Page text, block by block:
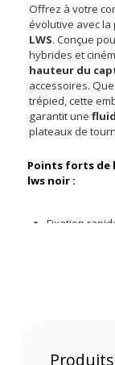
Offrez à votre
évolutive avec la
LWS. Conçue
hybrides et
hauteur du
accessoires.
trépied, cette
garantit une
plateaux de
Points forts de
lws noir :
Fixation
Transition
s'adapter sans